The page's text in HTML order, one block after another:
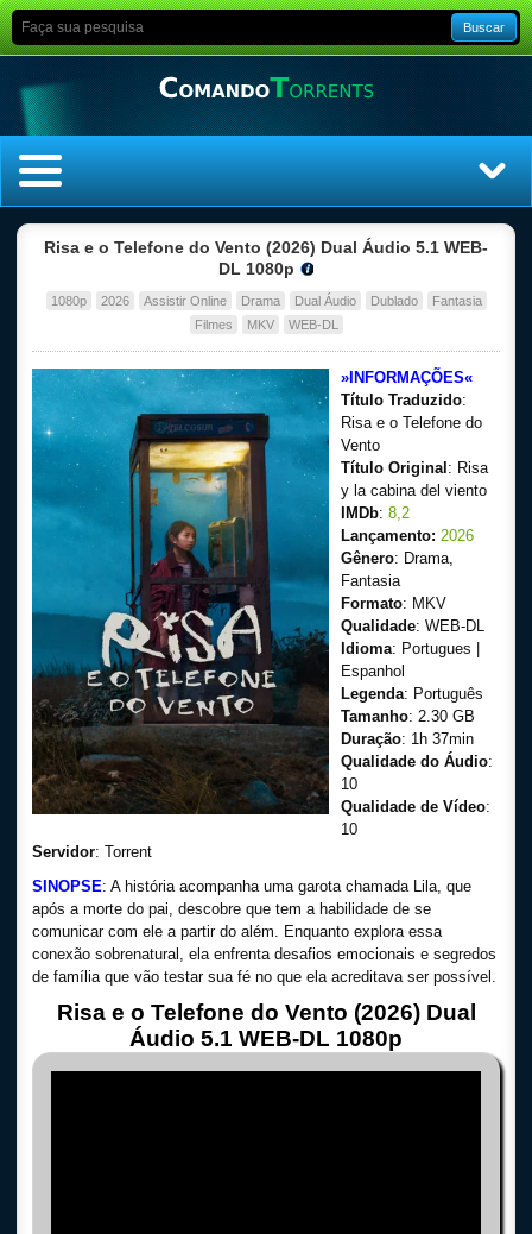
Buscar
Filmes
Dublado
Legendado
Risa e o Telefone do Vento (2026) Dual Áudio 5.1 WEB-
DL 1080p
1080p 2026 Assistir Online Drama Dual Áudio Dublado
Fantasia
Filmes
MKV WEB-DL
»INFORMAÇÕES«
Título Traduzido:
Risa e o Telefone do
Vento
Título Original : Risa
y la cabina del viento
IMDb: 8,2
Lançamento: 2026
Gênero: Drama,
Fantasia
Formato: MKV
Qualidade: WEB-DL
Idioma: Portugues |
Espanhol
Legenda: Português
Tamanho: 2.30 GB
Duração: 1h 37min
Qualidade do Áudio:
10
Qualidade de Vídeo:
10
Servidor: Torrent
SINOPSE: A história acompanha uma garota chamada Lila, que
após a morte do pai, descobre que tem a habilidade de se
comunicar com ele a partir do além. Enquanto explora essa
conexão sobrenatural, ela enfrenta desafios emocionais e segredos
de família que vão testar sua fé no que ela acreditava ser possível.
Risa e o Telefone do Vento (2026) Dual
Áudio 5.1 WEB-DL 1080p